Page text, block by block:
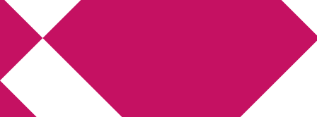
Annikas litteratur-
och kulturblogg